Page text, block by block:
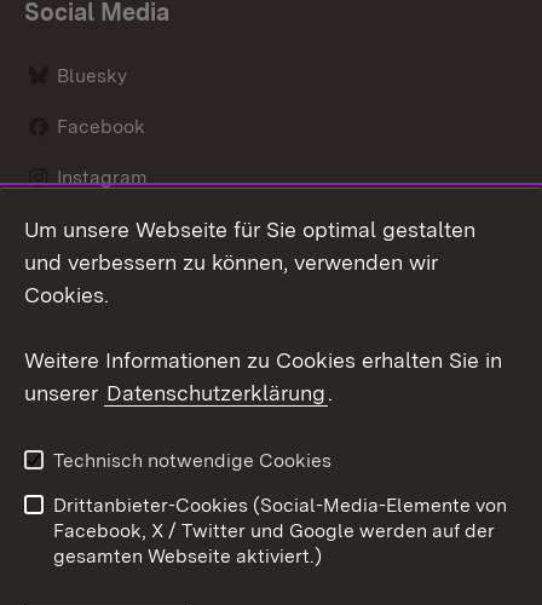
Social Media
Bluesky
Facebook
Instagram
LinkedIn
Datenschutz
Barrierefreiheit
Impressum
Cookies
Um unsere Webseite für Sie optimal gestalten
und verbessern zu können, verwenden wir
Cookies.
Weitere Informationen zu Cookies erhalten Sie in
unserer Datenschutzerklärung.
Technisch notwendige Cookies
Drittanbieter-Cookies (Social-Media-Elemente von
Facebook, X / Twitter und Google werden auf der
gesamten Webseite aktiviert.)